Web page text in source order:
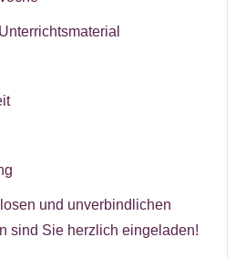
und unverbindlichen
sind Sie herzlich eingeladen!